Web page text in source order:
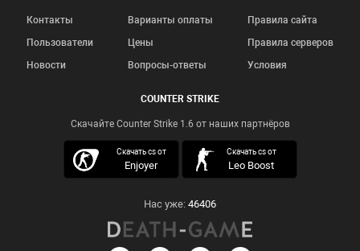
Контакты
Пользователи
Новости
Варианты оплаты
Цены
Вопросы-ответы
Правила сайта
Правила серверов
Условия
COUNTER STRIKE
Скачайте Counter Strike 1.6 от наших партнёров
Скачать cs от
Enjoyer
скачать кс 1.6
Скачать cs от
Leo Boost
Нас уже: 46406